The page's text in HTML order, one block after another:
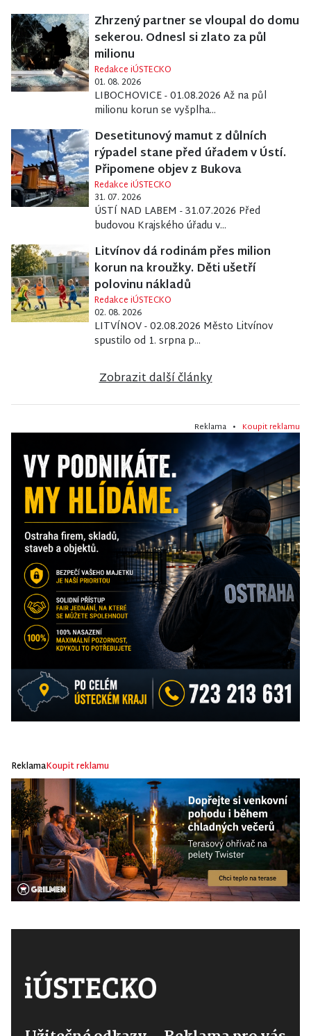
Zhrzený partner se vloupal do domu
sekerou. Odnesl si zlato za půl
milionu
Redakce iÚSTECKO
01. 08. 2026
LIBOCHOVICE - 01.08.2026 Až na půl
milionu korun se vyšplha...
Desetitunový mamut z důlních
rýpadel stane před úřadem v Ústí.
Připomene objev z Bukova
Redakce iÚSTECKO
31. 07. 2026
ÚSTÍ NAD LABEM - 31.07.2026 Před
budovou Krajského úřadu v...
Litvínov dá rodinám přes milion
korun na kroužky. Děti ušetří
polovinu nákladů
Redakce iÚSTECKO
02. 08. 2026
LITVÍNOV - 02.08.2026 Město Litvínov
spustilo od 1. srpna p...
Zobrazit další články
Reklama • Koupit reklamu
ReklamaKoupit reklamu